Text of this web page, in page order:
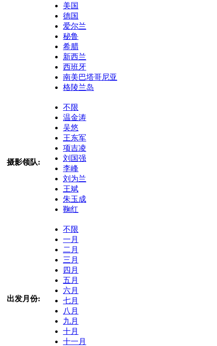
美国
德国
爱尔兰
秘鲁
希腊
新西兰
西班牙
南美巴塔哥尼亚
格陵兰岛
摄影领队:
不限
温金涛
吴悠
王东军
项吉凌
刘国强
李峰
刘为兰
王斌
朱玉成
鞠红
出发月份:
不限
一月
二月
三月
四月
五月
六月
七月
八月
九月
十月
十一月